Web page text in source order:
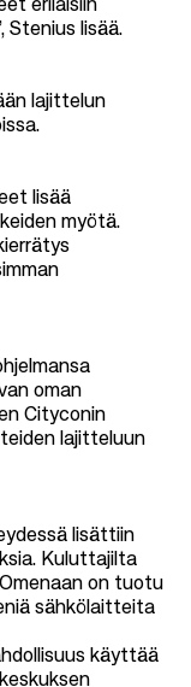
erilaisiin
Stenius lisää.
lajittelun
lisää
myötä.
oman
Cityconin
lajitteluun
lisättiin
Kuluttajilta
on tuotu
sähkölaitteita
käyttää